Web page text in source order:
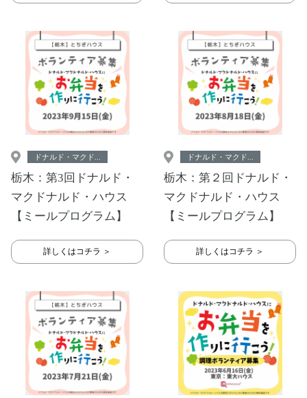
ドナルド・マクド...
栃木：第3回ドナルド・
マクドナルド・ハウス
【ミールプログラム】
詳しくはコチラ ＞
ドナルド・マクド...
栃木：第２回ドナルド・
マクドナルド・ハウス
【ミールプログラム】
詳しくはコチラ ＞